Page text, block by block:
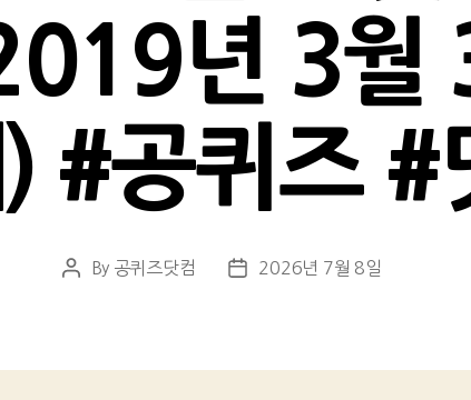
년 3월
#공퀴즈 #
Post
By 공퀴즈닷컴
Post2026년 7월 8일